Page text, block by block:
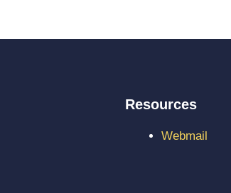
Resources
Webmail